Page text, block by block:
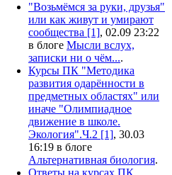
"Возьмёмся за руки, друзья"
или как живут и умирают
сообщества [1], 02.09 23:22
в блоге Мысли вслух,
записки ни о чём....
Курсы ПК "Методика
развития одарённости в
предметных областях" или
иначе "Олимпиадное
движение в школе.
Экология".Ч.2 [1], 30.03
16:19 в блоге
Альтернативная биология.